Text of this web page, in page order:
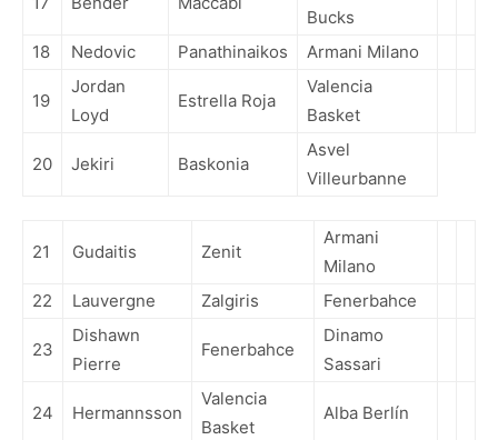
Bucks
18
Nedovic Panathinaikos Armani Milano
19
Jordan
Loyd
Estrella Roja
Valencia
Basket
20 Jekiri Baskonia
Asvel
Villeurbanne
21 Gudaitis Zenit
Armani
Milano
22
Lauvergne Zalgiris Fenerbahce
23
Dishawn
Pierre
Fenerbahce
Dinamo
Sassari
24 Hermannsson
Valencia
Basket
Alba Berlín